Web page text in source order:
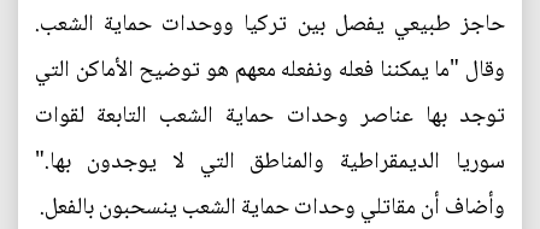
حاجز طبيعي يفصل بين تركيا ووحدات حماية الشعب.
وقال "ما يمكننا فعله ونفعله معهم هو توضيح الأماكن التي
توجد بها عناصر وحدات حماية الشعب التابعة لقوات
سوريا الديمقراطية والمناطق التي لا يوجدون بها."
وأضاف أن مقاتلي وحدات حماية الشعب ينسحبون بالفعل.